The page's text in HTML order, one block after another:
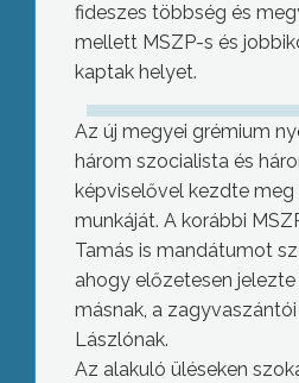
fideszes többség és
mellett MSZP-s és
kaptak helyet.
Az új megyei grémium
három szocialista és
képviselővel kezdte meg
munkáját. A korábbi
Tamás is mandátumot
ahogy előzetesen
másnak, a
Lászlónak.
Az alakuló üléseken